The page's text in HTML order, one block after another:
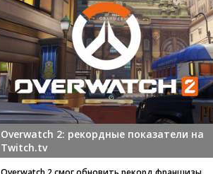
Overwatch 2: рекордные показатели на
Twitch.tv